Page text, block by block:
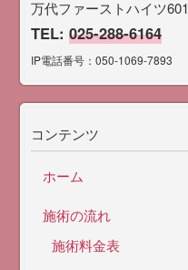
万代ファーストハイツ601
TEL:025-288-6164
IP電話番号：050-1069-7893
コンテンツ
ホーム
施術の流れ
施術料金表